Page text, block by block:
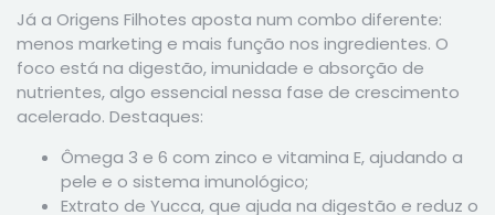
Já a Origens Filhotes aposta num combo diferente:
menos marketing e mais função nos ingredientes. O
foco está na digestão, imunidade e absorção de
nutrientes, algo essencial nessa fase de crescimento
acelerado. Destaques:
Ômega 3 e 6 com zinco e vitamina E, ajudando a
pele e o sistema imunológico;
Extrato de Yucca, que ajuda na digestão e reduz o